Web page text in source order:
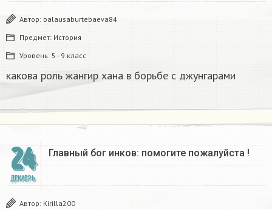
Автор: balausaburtebaeva84
Предмет: История
Уровень: 5 - 9 класс
какова роль жангир хана в борьбе с джунгарами​
24
ДЕКАБРЬ
Главный бог инков: помогите пожалуйста !
Автор: Kirilla200